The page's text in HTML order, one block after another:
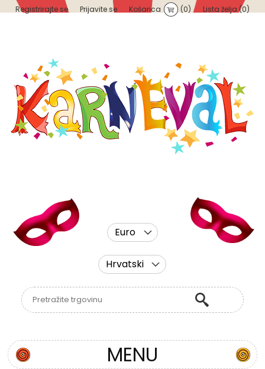
Registrirajte se Prijavite se Košarica (0) Lista želja (0)
Euro
Hrvatski
MENU